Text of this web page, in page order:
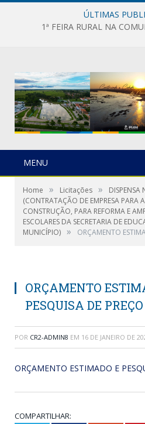
ÚLTIMAS
1ª FEIRA RURAL NA
MENU
Home » Licitações »
DISPENSA
(CONTRATAÇÃO DE EMPRESA PARA
CONSTRUÇÃO, PARA REFORMA E
ESCOLARES DA SECRETARIA DE
MUNICÍPIO) » ORÇAMENTO
ORÇAMENTO
PESQUISA DE PREÇO
POR CR2-ADMIN8 EM 16 DE JANEIRO DE
ORÇAMENTO ESTIMADO E
COMPARTILHAR: